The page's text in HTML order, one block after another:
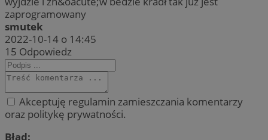
zaprogramowany
smutek
2022-10-14 o 14:45
15 Odpowiedz
Akceptuję regulamin zamieszczania komentarzy
oraz politykę prywatności.
Błąd: